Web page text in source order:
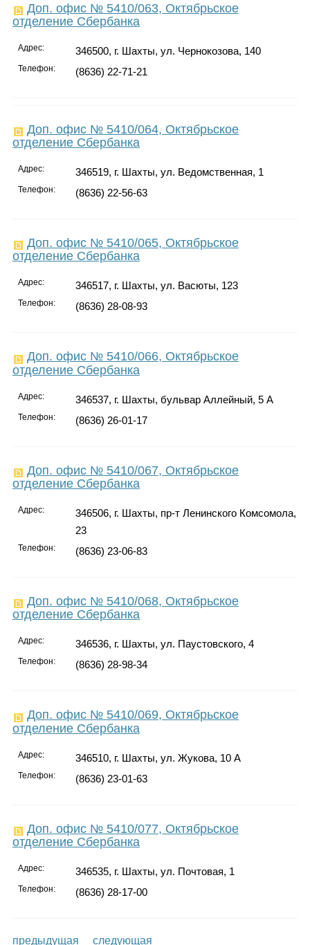
Доп. офис № 5410/063, Октябрьское
отделение Сбербанка
Адрес: 346500, г. Шахты, ул. Чернокозова, 140
Телефон: (8636) 22-71-21
Доп. офис № 5410/064, Октябрьское
отделение Сбербанка
Адрес: 346519, г. Шахты, ул. Ведомственная, 1
Телефон: (8636) 22-56-63
Доп. офис № 5410/065, Октябрьское
отделение Сбербанка
Адрес: 346517, г. Шахты, ул. Васюты, 123
Телефон: (8636) 28-08-93
Доп. офис № 5410/066, Октябрьское
отделение Сбербанка
Адрес: 346537, г. Шахты, бульвар Аллейный, 5 А
Телефон: (8636) 26-01-17
Доп. офис № 5410/067, Октябрьское
отделение Сбербанка
Адрес:
346506, г. Шахты, пр-т Ленинского Комсомола,
23
Телефон: (8636) 23-06-83
Доп. офис № 5410/068, Октябрьское
отделение Сбербанка
Адрес: 346536, г. Шахты, ул. Паустовского, 4
Телефон: (8636) 28-98-34
Доп. офис № 5410/069, Октябрьское
отделение Сбербанка
Адрес: 346510, г. Шахты, ул. Жукова, 10 А
Телефон: (8636) 23-01-63
Доп. офис № 5410/077, Октябрьское
отделение Сбербанка
Адрес: 346535, г. Шахты, ул. Почтовая, 1
Телефон: (8636) 28-17-00
предыдущая следующая